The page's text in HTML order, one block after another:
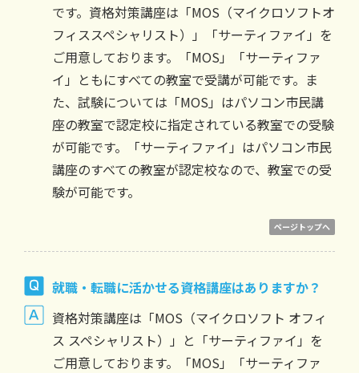
です。資格対策講座は「MOS（マイクロソフトオ
フィススペシャリスト）」「サーティファイ」を
ご用意しております。「MOS」「サーティファ
イ」ともにすべての教室で受講が可能です。ま
た、試験については「MOS」はパソコン市民講
座の教室で認定校に指定されている教室での受験
が可能です。「サーティファイ」はパソコン市民
講座のすべての教室が認定校なので、教室での受
験が可能です。
ページトップへ
就職・転職に活かせる資格講座はありますか？
資格対策講座は「MOS（マイクロソフト オフィ
ス スペシャリスト）」と「サーティファイ」を
ご用意しております。「MOS」「サーティファ